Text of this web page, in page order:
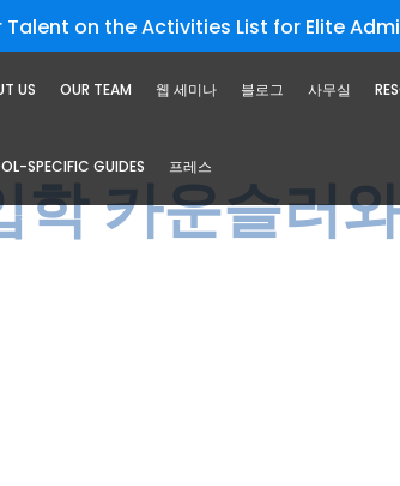
Talent on the Activities List for Elite
US OUR TEAM 웹 세미나 블로그 사무실
SPECIFIC GUIDES 프레스
학 카운슬러